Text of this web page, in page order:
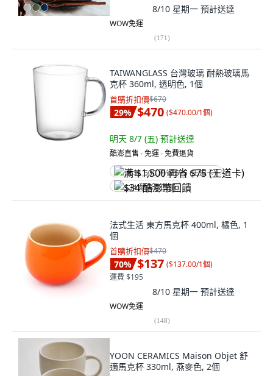
8/10 星期一 預計送達
WOW免運
(171)
TAIWANGLASS 台灣玻璃 耐熱玻璃馬
克杯 360ml, 透明色, 1個
首購折扣價$670
29% $470 ($470.00/1個)
明天 8/7 (五) 預計送達
酷澎直售 ∙ 免運 ∙ 免費退貨
满 $1,500 再省 $75 (王道卡)
$34 酷澎幣回饋
法式生活 東方馬克杯 400ml, 橘色, 1
個
首購折扣價$470
70% $137 ($137.00/1個)
運費 $195
8/10 星期一 預計送達
WOW免運
(148)
YOON CERAMICS Maison Objet 舒
適馬克杯 330ml, 燕麥色, 2個